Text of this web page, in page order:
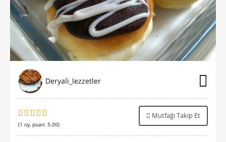
Deryali_lezzetler
(1 oy, puan: 5.00)
Mutfağı Takip Et